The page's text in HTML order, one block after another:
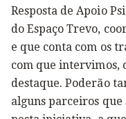
Resposta de Apoio
do Espaço Trevo,
e que conta com os
com que intervimos,
destaque. Poderão
alguns parceiros